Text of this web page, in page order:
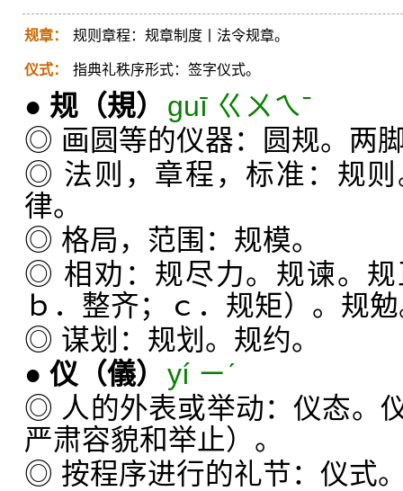
规章： 规则章程：规章制度丨法令规章。
仪式： 指典礼秩序形式：签字仪式。
● 规 （規）
guī ㄍㄨㄟˉ
◎ 画圆等的仪器：圆规。两
◎ 法则，章程，标准：规
律。
◎ 格局，范围：规模。
◎ 相劝：规尽力。规谏。
ｂ．整齐；ｃ．规矩）。规
◎ 谋划：规划。规约。
● 仪 （儀） yí ㄧˊ
◎ 人的外表或举动：仪态。
严肃容貌和举止）。
◎ 按程序进行的礼节：仪式